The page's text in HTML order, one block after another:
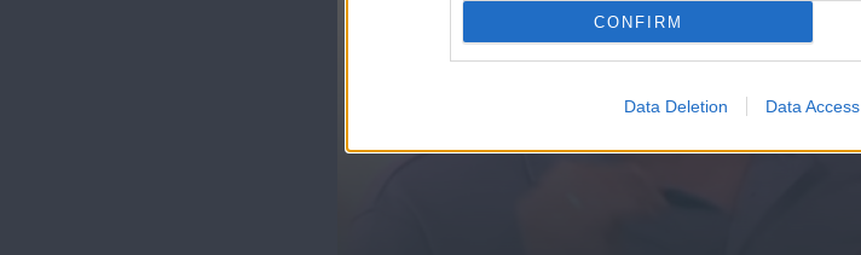
CONFIRM
Data Deletion Data Access